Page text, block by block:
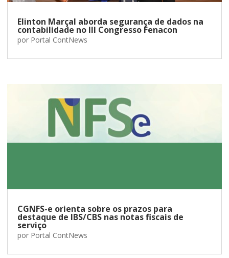
Elinton Marçal aborda segurança de dados na
contabilidade no III Congresso Fenacon
por Portal ContNews
CGNFS-e orienta sobre os prazos para
destaque de IBS/CBS nas notas fiscais de
serviço
por Portal ContNews